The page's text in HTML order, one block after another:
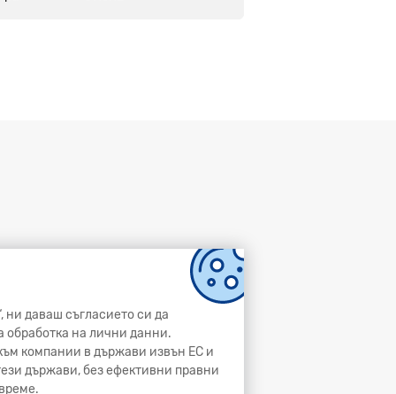
ни даваш съгласието си да
обработка на лични данни.
компании в държави извън ЕС и
държави, без ефективни правни